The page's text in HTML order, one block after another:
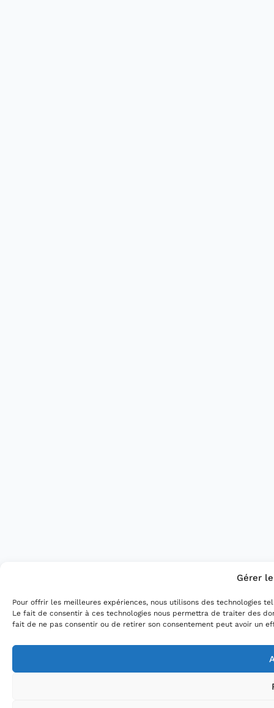
Gérer
Pour offrir les meilleures expériences, nous utilisons des technologies
Le fait de consentir à ces technologies nous permettra de traiter des
fait de ne pas consentir ou de retirer son consentement peut avoir un